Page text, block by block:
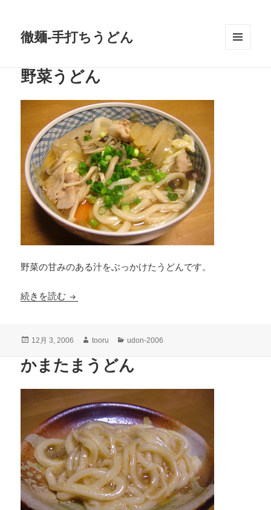
徹麺-手打ちうどん
野菜うどん
野菜の甘みのある汁をぶっかけたうどんです。
続きを読む 野菜うどん
投
日:
12月 3, 2006
作
者
tooru
カ
ゴ
リ
udon-2006
かまたまうどん